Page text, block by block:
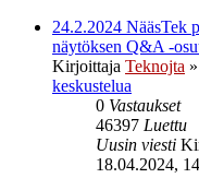
24.2.2024 NääsTek
näytöksen Q&A -
Kirjoittaja Teknojta »
keskustelua
0 Vastaukset
46397 Luettu
Uusin viesti
18.04.2024,